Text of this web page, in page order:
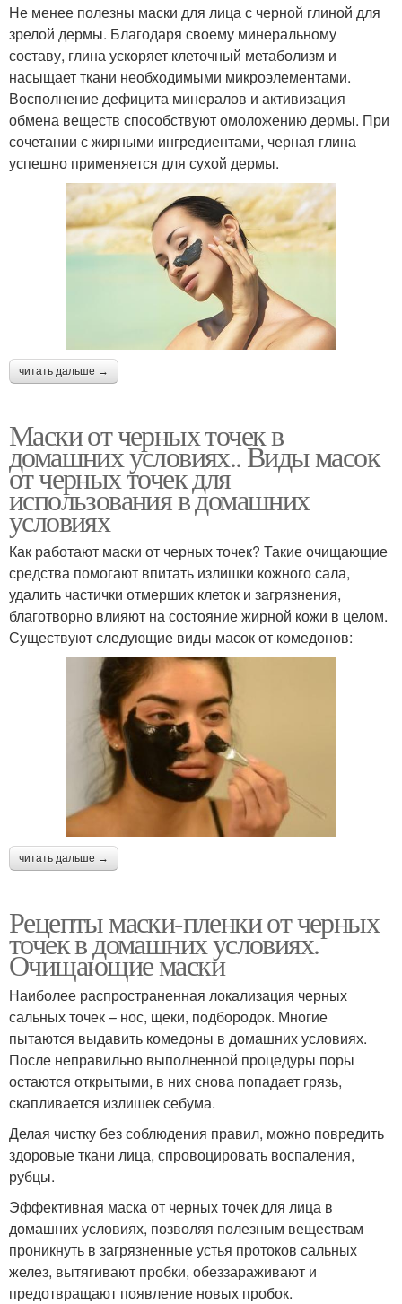
Не менее полезны маски для лица с черной глиной для
зрелой дермы. Благодаря своему минеральному
составу, глина ускоряет клеточный метаболизм и
насыщает ткани необходимыми микроэлементами.
Восполнение дефицита минералов и активизация
обмена веществ способствуют омоложению дермы. При
сочетании с жирными ингредиентами, черная глина
успешно применяется для сухой дермы.
читать дальше →
Маски от черных точек в
домашних условиях.. Виды масок
от черных точек для
использования в домашних
условиях
Как работают маски от черных точек? Такие очищающие
средства помогают впитать излишки кожного сала,
удалить частички отмерших клеток и загрязнения,
благотворно влияют на состояние жирной кожи в целом.
Существуют следующие виды масок от комедонов:
читать дальше →
Рецепты маски-пленки от черных
точек в домашних условиях.
Очищающие маски
Наиболее распространенная локализация черных
сальных точек – нос, щеки, подбородок. Многие
пытаются выдавить комедоны в домашних условиях.
После неправильно выполненной процедуры поры
остаются открытыми, в них снова попадает грязь,
скапливается излишек себума.
Делая чистку без соблюдения правил, можно повредить
здоровые ткани лица, спровоцировать воспаления,
рубцы.
Эффективная маска от черных точек для лица в
домашних условиях, позволяя полезным веществам
проникнуть в загрязненные устья протоков сальных
желез, вытягивают пробки, обеззараживают и
предотвращают появление новых пробок.